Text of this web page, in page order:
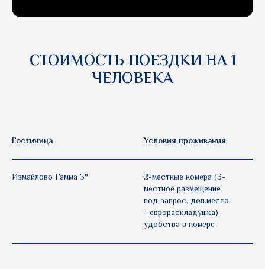
СТОИМОСТЬ ПОЕЗДКИ НА 1
ЧЕЛОВЕКА
Гостиница Условия проживания
Измайлово Гамма 3*
2-местные номера (3-
местное размещение
под запрос, доп.место
- еврораскладушка),
удобства в номере